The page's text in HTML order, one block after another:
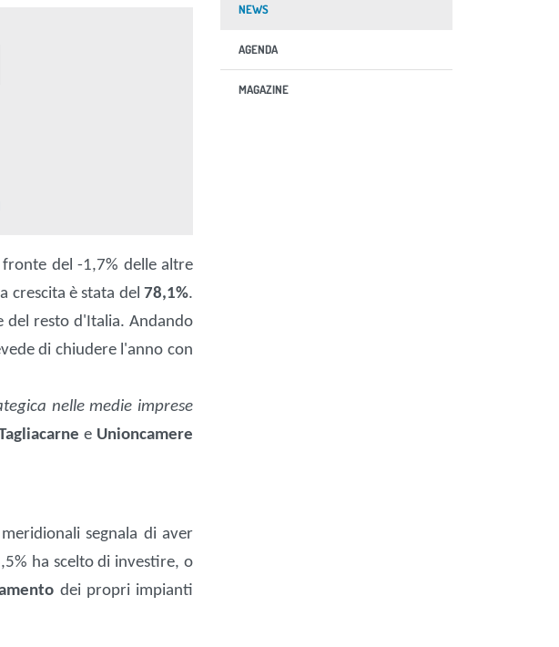
fronte del -1,7% delle altre
crescita è stata del 78,1%.
del resto d'Italia. Andando
di chiudere l'anno con
nelle medie imprese
e Unioncamere
segnala di aver
ha scelto di investire, o
dei propri impianti
NEWS
AGENDA
MAGAZINE